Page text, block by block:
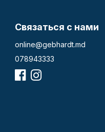
Связаться с нами
online@gebhardt.md
078943333